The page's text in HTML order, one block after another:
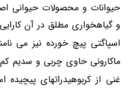
حیوانات و محصولات حیوانی
و گیاهخواری مطلق در آن
اسپاگتی پیچ خورده نیز می
ماکارونی حاوی چربی و سدیم
غنی از کربوهیدراتهای پیچیده